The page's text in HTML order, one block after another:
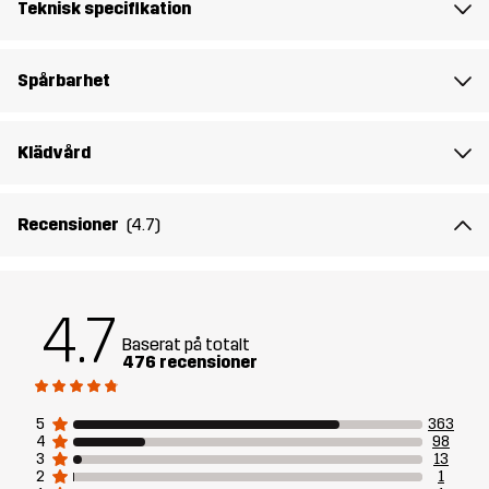
Foder 2 100% Polyester
Andningsförmåga: 10 000 g/m²/24h
Teknisk specifikation
Spårbarhet
Klädvård
Recensioner (4.7)
4.7 Baserat på totalt
476 recensioner
5
363
4
98
3
13
2
1